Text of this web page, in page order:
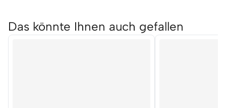
Das könnte Ihnen auch gefallen